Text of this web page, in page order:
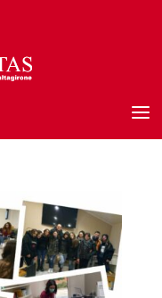
a